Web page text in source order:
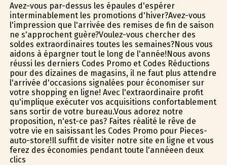
Avez-vous par-dessus les épaules d'espérer
interminablement les promotions d'hiver?Avez-vous
l'impression que l'arrivée des remises de fin de saison
ne s'approchent guère?Voulez-vous chercher des
soldes extraordinaires toutes les semaines?Nous vous
aidons à épargner tout le long de l'année!Nous avons
réussi les derniers Codes Promo et Codes Réductions
pour des dizaines de magasins, il ne faut plus attendre
l'arrivée d'occasions signalées pour économiser sur
votre shopping en ligne! Avec l'extraordinaire profit
qu'implique exécuter vos acquisitions confortablement
sans sortir de votre bureau.Vous adorez notre
proposition, n'est-ce pas? Faites réalité le rêve de
votre vie en saisissant les Codes Promo pour Pieces-
auto-store!Il suffit de visiter notre site en ligne et vous
ferez des économies pendant toute l'annéeen deux
clics